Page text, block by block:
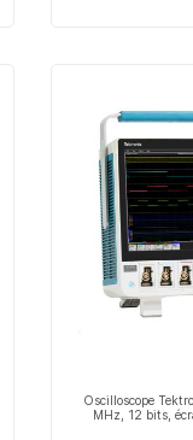
Oscilloscope
MHz, 12 bits,